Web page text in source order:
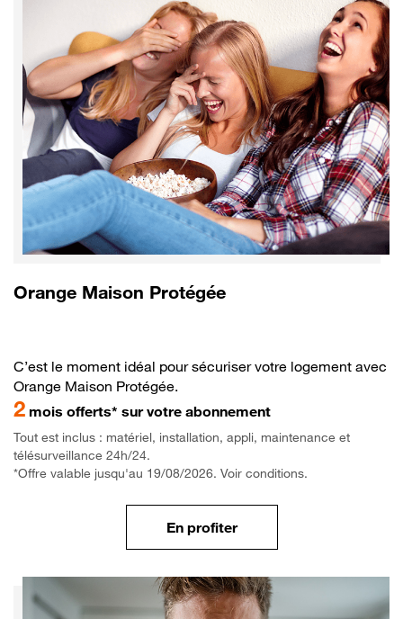
Orange Maison Protégée
C’est le moment idéal pour sécuriser votre logement avec
Orange Maison Protégée.
2 mois offerts* sur votre abonnement
Tout est inclus : matériel, installation, appli, maintenance et
télésurveillance 24h/24.
*Offre valable jusqu'au 19/08/2026. Voir conditions.
En profiter